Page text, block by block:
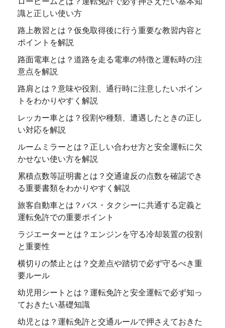
識と正しい使い方
路上教習とは？仮免取得後に行う重要な教習内容と
ポイントを解説
路面電車とは？道路を走る電車の特徴と運転時の注
意点を解説
路肩とは？意味や役割、通行時に注意したいポイン
トをわかりやすく解説
レッカー車とは？役割や種類、遭遇したときの正し
い対応を解説
ルームミラーとは？正しい合わせ方と安全運転に欠
かせない使い方を解説
累積点数等証明書とは？交通違反の点数を確認でき
る重要書類をわかりやすく解説
旅客自動車とは？バス・タクシーに共通する定義と
運転免許での重要ポイント
ラジエーターとは？エンジンを守る冷却装置の役割
と重要性
横切りの禁止とは？交差点や踏切で必ず守るべき重
要ルール
幼児用シートとは？運転免許と安全運転で必ず知っ
ておきたい基礎知識
幼児とは？運転免許と交通ルールで押さえておきた